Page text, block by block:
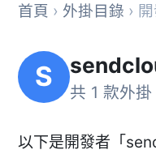
首頁 › 外掛目錄 ›
S 共 1 款外掛
以下是開發者「